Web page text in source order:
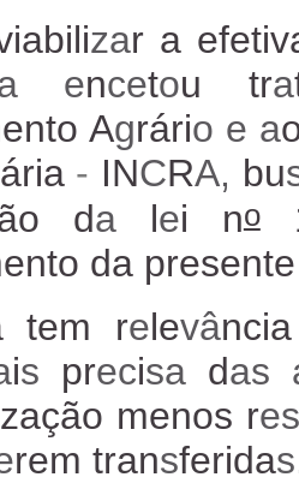
zar a
encetou tra
Agrário e a
- INCRA, bu
da lei no
da
tem relevâ
is precisa das
menos r
rem transferida